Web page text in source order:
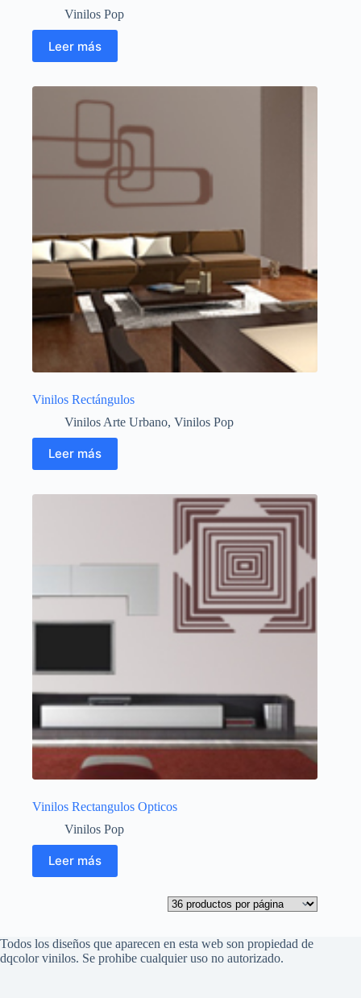
Vinilos Pop
Leer más
Vinilos Rectángulos
Vinilos Arte Urbano, Vinilos Pop
Leer más
Vinilos Rectangulos Opticos
Vinilos Pop
Leer más
Todos los diseños que aparecen en esta web son propiedad de
dqcolor vinilos. Se prohibe cualquier uso no autorizado.